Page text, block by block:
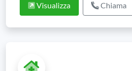
Visualizza Chiama